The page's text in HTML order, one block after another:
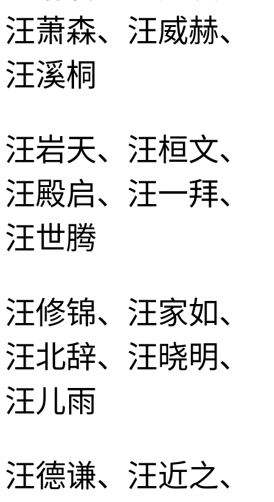
汪萧森、汪威赫、
汪溪桐
汪岩天、汪桓文、
汪殿启、汪一拜、
汪世腾
汪修锦、汪家如、
汪北辞、汪晓明、
汪儿雨
汪德谦、汪近之、